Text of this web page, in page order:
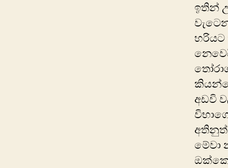
ඉතින්
හරියට
අඩවි
අතිනුත්
මේවා